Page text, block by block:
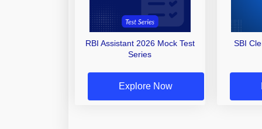
RBI Assistant 2026 Mock Test
Series
Explore Now
SBI